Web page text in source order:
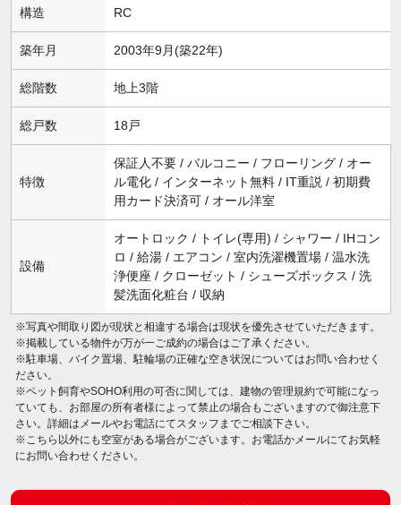
構造 RC
築年月 2003年9月(築22年)
総階数 地上3階
総戸数 18戸
特徴
保証人不要 / バルコニー / フローリング / オー
ル電化 / インターネット無料 / IT重説 / 初期費
用カード決済可 / オール洋室
設備
オートロック / トイレ(専用) / シャワー / IHコン
ロ / 給湯 / エアコン / 室内洗濯機置場 / 温水洗
浄便座 / クローゼット / シューズボックス / 洗
髪洗面化粧台 / 収納
※写真や間取り図が現状と相違する場合は現状を優先させていただきます。
※掲載している物件が万が一ご成約の場合はご了承ください。
※駐車場、バイク置場、駐輪場の正確な空き状況についてはお問い合わせく
ださい。
※ペット飼育やSOHO利用の可否に関しては、建物の管理規約で可能になっ
ていても、お部屋の所有者様によって禁止の場合もございますので御注意下
さい。詳細はメールやお電話にてスタッフまでご相談下さい。
※こちら以外にも空室がある場合がございます。お電話かメールにてお気軽
にお問い合わせください。